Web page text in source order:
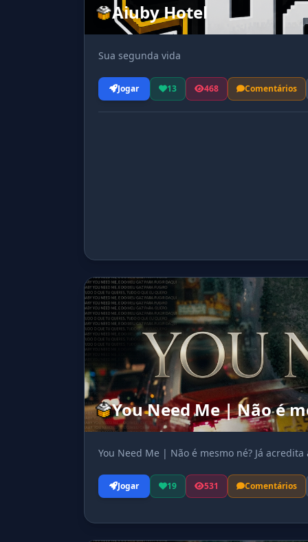
Aiuby Hotel
Sua segunda vida
Jogar 13 468 Comentários
You Need Me | Não é
You Need Me | Não é mesmo né? Já acredita
Jogar 19 531 Comentários